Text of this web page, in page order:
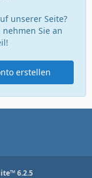
unserer Seite?
Sie an
erstellen
6.2.5